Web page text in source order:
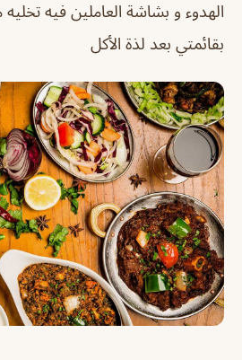
الهدوء و بشاشة العاملين فيه
بقائمتي بعد لذة الأكل